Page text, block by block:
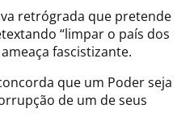
retrógrada que pretende
“limpar o país dos
fascistizante.
que um Poder seja
de um de seus